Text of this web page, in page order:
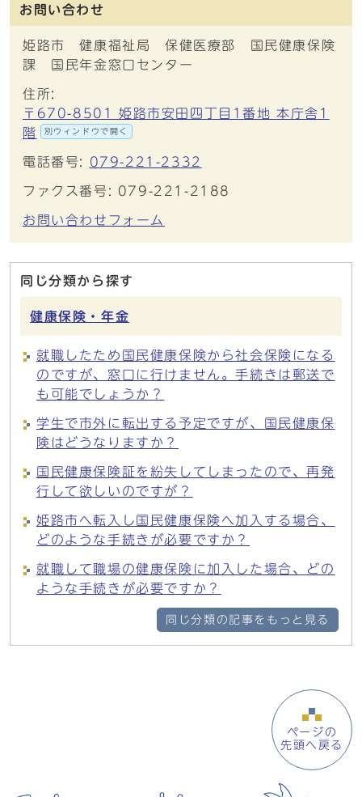
お問い合わせ
姫路市 健康福祉局 保健医療部 国民健康保険
課 国民年金窓口センター
住所:
〒670-8501 姫路市安田四丁目1番地 本庁舎1
階
別ウィンドウで開く
電話番号: 079-221-2332
ファクス番号: 079-221-2188
お問い合わせフォーム
同じ分類から探す
健康保険・年金
就職したため国民健康保険から社会保険になる
のですが、窓口に行けません。手続きは郵送で
も可能でしょうか？
学生で市外に転出する予定ですが、国民健康保
険はどうなりますか？
国民健康保険証を紛失してしまったので、再発
行して欲しいのですが？
姫路市へ転入し国民健康保険へ加入する場合、
どのような手続きが必要ですか？
就職して職場の健康保険に加入した場合、どの
ような手続きが必要ですか？
同じ分類の記事をもっと見る
ページの
先頭へ戻る